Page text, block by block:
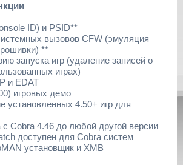
ID) и PSID**
вызовов CFW (эмуляция
**
запуска игр (удаление записей о
играх)
и EDAT
игровых демо
установленных 4.50+ игр для
Cobra 4.46 до любой другой версии
доступен для Cobra систем
установщик и XMB